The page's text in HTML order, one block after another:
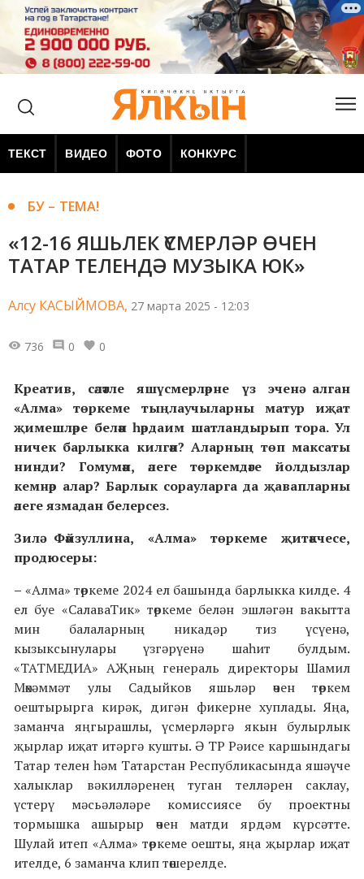
ТЕКСТ ВИДЕО ФОТО КОНКУРС
БУ – ТЕМА!
«12-16 ЯШЬЛЕК ҮСМЕРЛӘР ӨЧЕН
ТАТАР ТЕЛЕНДӘ МУЗЫКА ЮК»
Алсу КАСЫЙМОВА, 27 марта 2025 - 12:03
736 0 0
Креатив, сәләтле яшүсмерләрне үз эченә алган
«Алма» төркеме тыңлаучыларны матур иҗат
җимешләре белән һәрдаим шатландырып тора. Ул
ничек барлыкка килгән? Аларның төп максаты
нинди? Гомумән, әлеге төркемдәге йолдызлар
кемнәр алар? Барлык сорауларга да җавапларны
әлеге язмадан белерсез.
Зилә Фәйзуллина, «Алма» төркеме җитәкчесе,
продюсеры:
– «Алма» төркеме 2024 ел башында барлыкка килде. 4
ел буе «СалаваТик» төркеме белән эшләгән вакытта
мин балаларның никадәр тиз үсүенә,
кызыксынулары үзгәрүенә шаһит булдым.
«ТАТМЕДИА» АҖның генераль директоры Шамил
Мөхәммәт улы Садыйков яшьләр өчен төркем
оештырырга кирәк, дигән фикерне хуплады. Яңа,
заманча яңгырашлы, үсмерләргә якын булырлык
җырлар иҗат итәргә кушты. Ә ТР Рәисе каршындагы
Татар телен һәм Татарстан Республикасында яшәүче
халыклар вәкилләренең туган телләрен саклау,
үстерү мәсьәләләре комиссиясе бу проектны
тормышка ашырыр өчен матди ярдәм күрсәтте.
Шулай итеп «Алма» төркеме оешты, яңа җырлар иҗат
ителде, 6 заманча клип төшерелде.